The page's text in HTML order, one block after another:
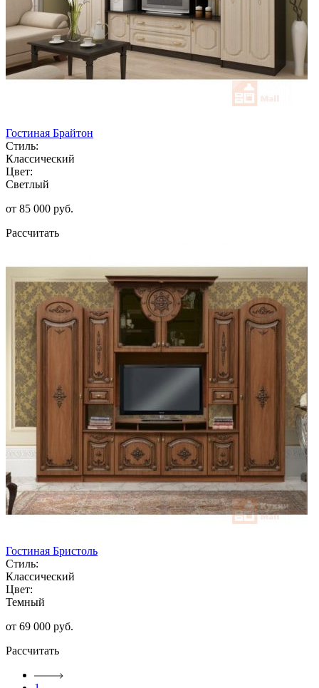
Гостиная Брайтон
Стиль:
Классический
Цвет:
Светлый
от 85 000 руб.
Рассчитать
Гостиная Бристоль
Стиль:
Классический
Цвет:
Темный
от 69 000 руб.
Рассчитать